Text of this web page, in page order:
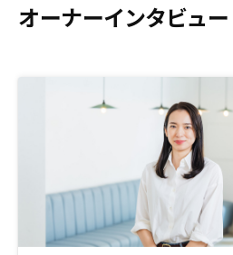
オーナーインタビュー